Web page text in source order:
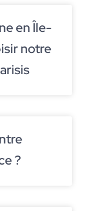
en Île-
notre
?